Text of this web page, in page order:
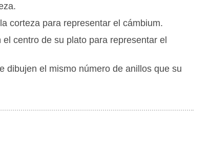
corteza para representar el cámbium.
centro de su plato para representar el
dibujen el mismo número de anillos que su